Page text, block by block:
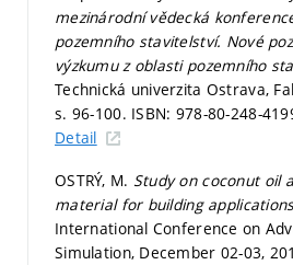
mezinárodní vědecká
pozemního stavitelství. Nové
výzkumu z oblasti pozemního
Technická univerzita Ostrava,
s. 96-100. ISBN: 978-80-248-
Detail
OSTRÝ, M. Study on coconut oil
material for building
International Conference on
Simulation, December 02-03,